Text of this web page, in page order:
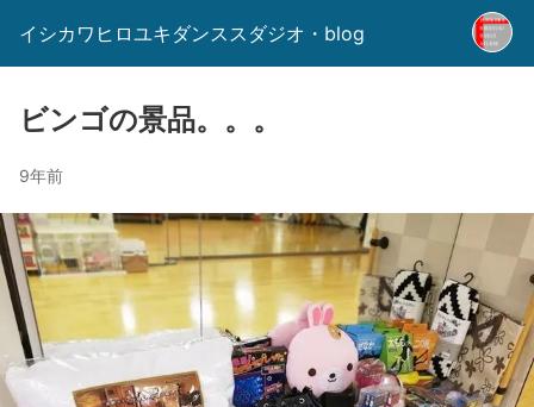
イシカワヒロユキダンススダジオ・blog
ビンゴの景品。。。
9年前